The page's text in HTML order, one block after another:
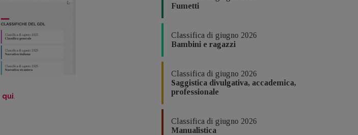
qui
Fumetti
Classifica di giugno 2026
Bambini e ragazzi
Classifica di giugno 2026
Saggistica divulgativa, accademica,
professionale
Classifica di giugno 2026
Manualistica